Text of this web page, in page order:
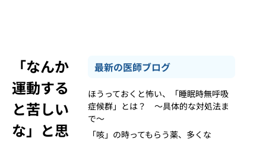
「なんか
運動する
と苦しい
な」と思
最新の医師ブログ
ほうっておくと怖い、「睡眠時無呼吸
症候群」とは？ ～具体的な対処法ま
で～
「咳」の時ってもらう薬、多くな